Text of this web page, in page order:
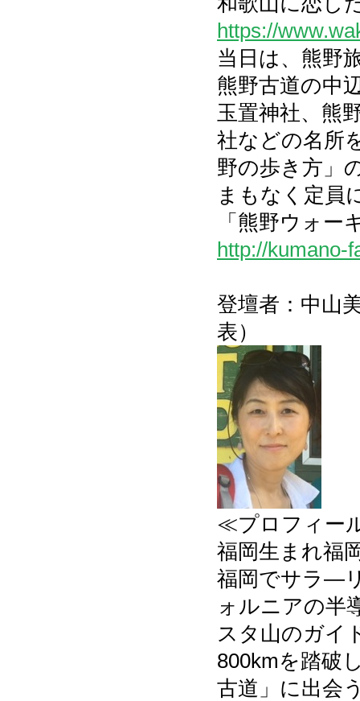
https://
当日は、熊野
熊野古道の中
玉置神社、熊
社などの名所
野の歩き方」
まもなく定員
「熊野ウォ
http://kumano-
登壇者：中山
表）
≪プロフィー
福岡生まれ福
福岡でサラ―
ォルニアの半
スタ山のガイ
800kmを踏破
古道」に出会